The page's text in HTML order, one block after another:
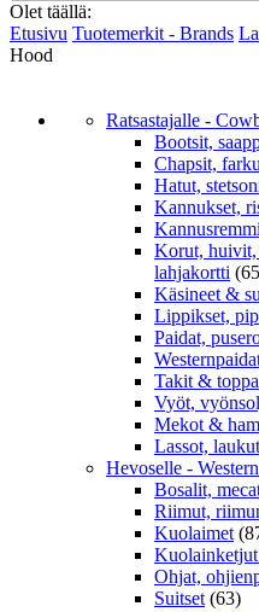
Olet täällä:
Etusivu Tuotemerkit - Brands
Hood
Ratsastajalle -
Bootsit,
Chapsit,
Hatut,
Kannukset,
Korut, huivit,
lahjakortti
Käsineet &
Lippikset,
Paidat,
Takit &
Vyöt,
Mekot &
Lassot,
Hevoselle -
Bosalit,
Riimut,
Kuolaimet
Ohjat,
Suitset (63)